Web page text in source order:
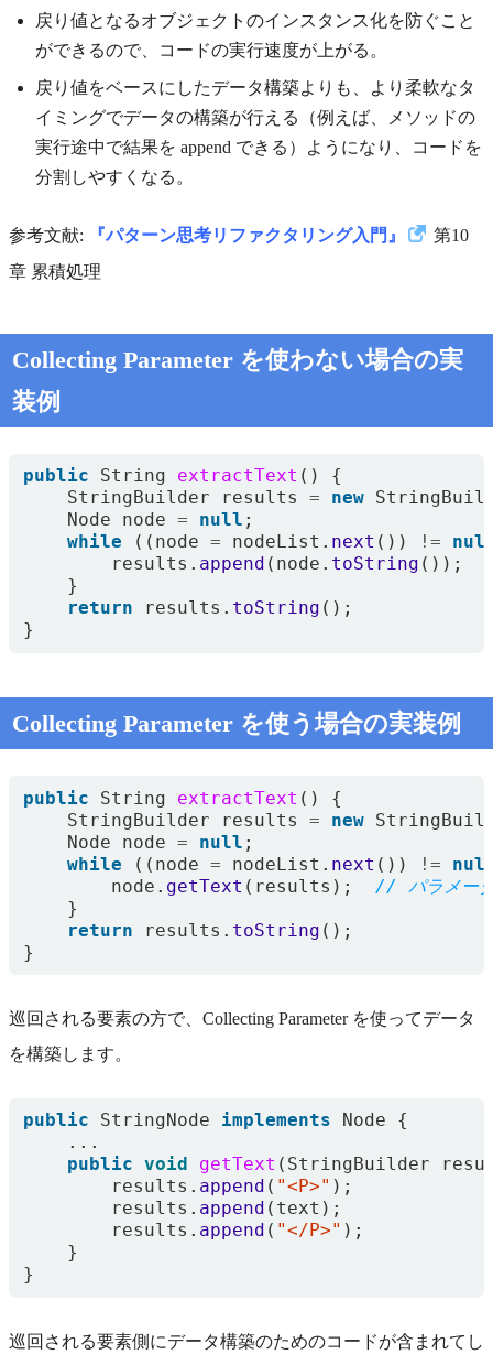
戻り値となるオブジェクトのインスタンス化を防ぐこと
ができるので、コードの実行速度が上がる。
戻り値をベースにしたデータ構築よりも、より柔軟なタ
イミングでデータの構築が行える（例えば、メソッドの
実行途中で結果を append できる）ようになり、コードを
分割しやすくなる。
参考文献: 『パターン思考リファクタリング入門』
第10
章 累積処理
Collecting Parameter を使わない場合の実
装例
public String extractText ()
{
StringBuilder
results = new
Node
node = null ;
while
(( node = nodeList . next ()) !=
results . append ( node . toString ());
}
return
results . toString ();
}
Collecting Parameter を使う場合の実装例
public String extractText ()
{
StringBuilder
results = new
Node
node = null ;
while
(( node = nodeList . next ()) !=
node . getText ( results );
// パラメータ
}
return
results . toString ();
}
巡回される要素の方で、Collecting Parameter を使ってデータ
を構築します。
public StringNode implements Node
{
...
public void getText ( StringBuilder
results . append ( "<P>" );
results . append ( text );
results . append ( "</P>" );
}
}
巡回される要素側にデータ構築のためのコードが含まれてし